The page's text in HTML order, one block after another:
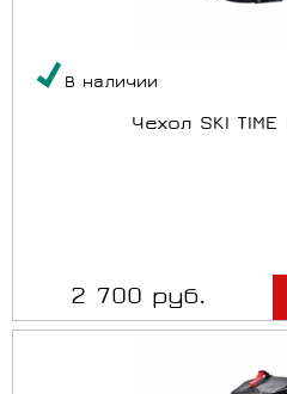
В наличии
Чехол SKI TIME
2 700 руб.